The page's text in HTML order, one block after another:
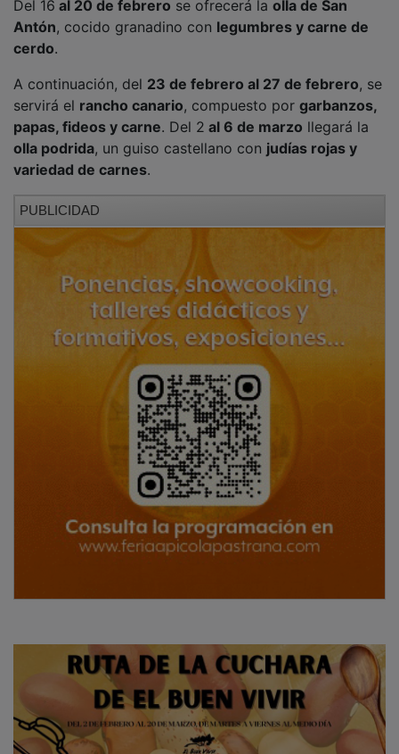
Antón , cocido granadino conlegumbres y carne de
cerdo.
servirá elrancho canario, compuesto porgarbanzos,
papas, fideos y carne. Del 2al 6 de marzollegará la
olla podrida, un guiso castellano conjudías rojas y
variedad de carnes.